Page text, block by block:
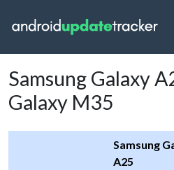
Samsung Galaxy
Galaxy M35
Samsung
A25